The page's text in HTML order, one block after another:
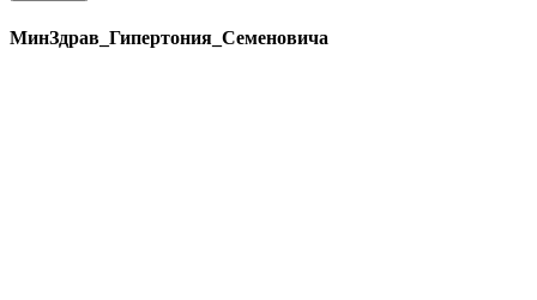
МинЗдрав_Гипертония_Семеновича